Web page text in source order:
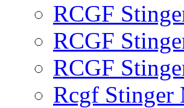
RCGF
RCGF
RCGF
Rcgf Stinger